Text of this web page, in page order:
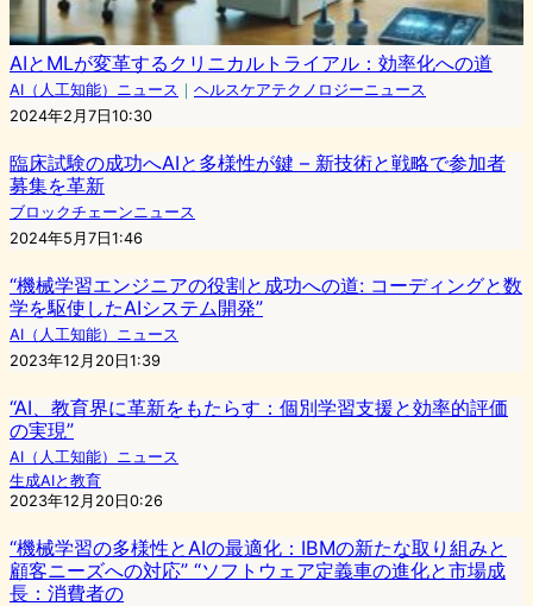
AIとMLが変革するクリニカルトライアル：効率化への道
AI（人工知能）ニュース ｜ ヘルスケアテクノロジーニュース
2024年2月7日10:30
臨床試験の成功へAIと多様性が鍵 – 新技術と戦略で参加者
募集を革新
ブロックチェーンニュース
2024年5月7日1:46
“機械学習エンジニアの役割と成功への道: コーディングと数
学を駆使したAIシステム開発”
AI（人工知能）ニュース
2023年12月20日1:39
“AI、教育界に革新をもたらす：個別学習支援と効率的評価
の実現”
AI（人工知能）ニュース
生成AIと教育
2023年12月20日0:26
“機械学習の多様性とAIの最適化：IBMの新たな取り組みと
顧客ニーズへの対応” “ソフトウェア定義車の進化と市場成
長：消費者の